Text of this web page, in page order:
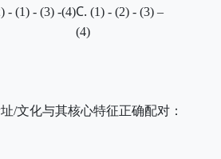
- (1) - (3) -(4)C. (1) - (2) - (3) –
(4)
/文化与其核心特征正确配对：